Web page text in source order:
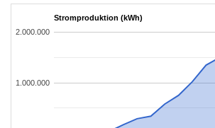
Stromproduktion (kWh)
1.000.000
2.000.000